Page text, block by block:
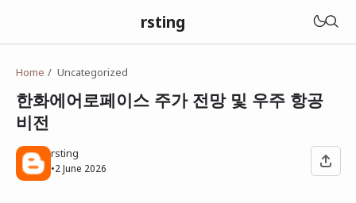
rsting
Home Uncategorized
한화에어로페이스 주가 전망 및 우주 항공
비전
rsting
•2 June 2026